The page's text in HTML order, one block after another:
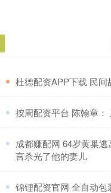
杜德配资APP下载 民间
按周配资平台 陈翰章
成都赚配网 64岁黄巢
言杀光了他的妻儿
锦锂配资官网 全自动